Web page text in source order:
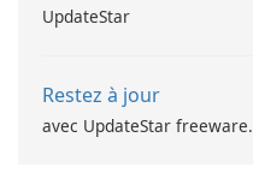
UpdateStar
Restez à jour
avec UpdateStar freeware.